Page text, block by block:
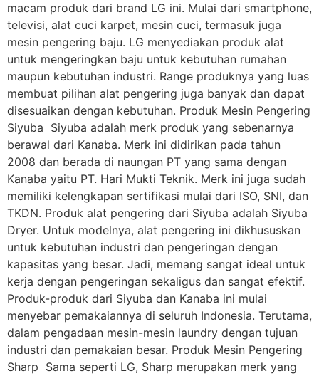
macam produk dari brand LG ini. Mulai dari smartphone,
televisi, alat cuci karpet, mesin cuci, termasuk juga
mesin pengering baju. LG menyediakan produk alat
untuk mengeringkan baju untuk kebutuhan rumahan
maupun kebutuhan industri. Range produknya yang luas
membuat pilihan alat pengering juga banyak dan dapat
disesuaikan dengan kebutuhan. Produk Mesin Pengering
Siyuba Siyuba adalah merk produk yang sebenarnya
berawal dari Kanaba. Merk ini didirikan pada tahun
2008 dan berada di naungan PT yang sama dengan
Kanaba yaitu PT. Hari Mukti Teknik. Merk ini juga sudah
memiliki kelengkapan sertifikasi mulai dari ISO, SNI, dan
TKDN. Produk alat pengering dari Siyuba adalah Siyuba
Dryer. Untuk modelnya, alat pengering ini dikhususkan
untuk kebutuhan industri dan pengeringan dengan
kapasitas yang besar. Jadi, memang sangat ideal untuk
kerja dengan pengeringan sekaligus dan sangat efektif.
Produk-produk dari Siyuba dan Kanaba ini mulai
menyebar pemakaiannya di seluruh Indonesia. Terutama,
dalam pengadaan mesin-mesin laundry dengan tujuan
industri dan pemakaian besar. Produk Mesin Pengering
Sharp Sama seperti LG, Sharp merupakan merk yang